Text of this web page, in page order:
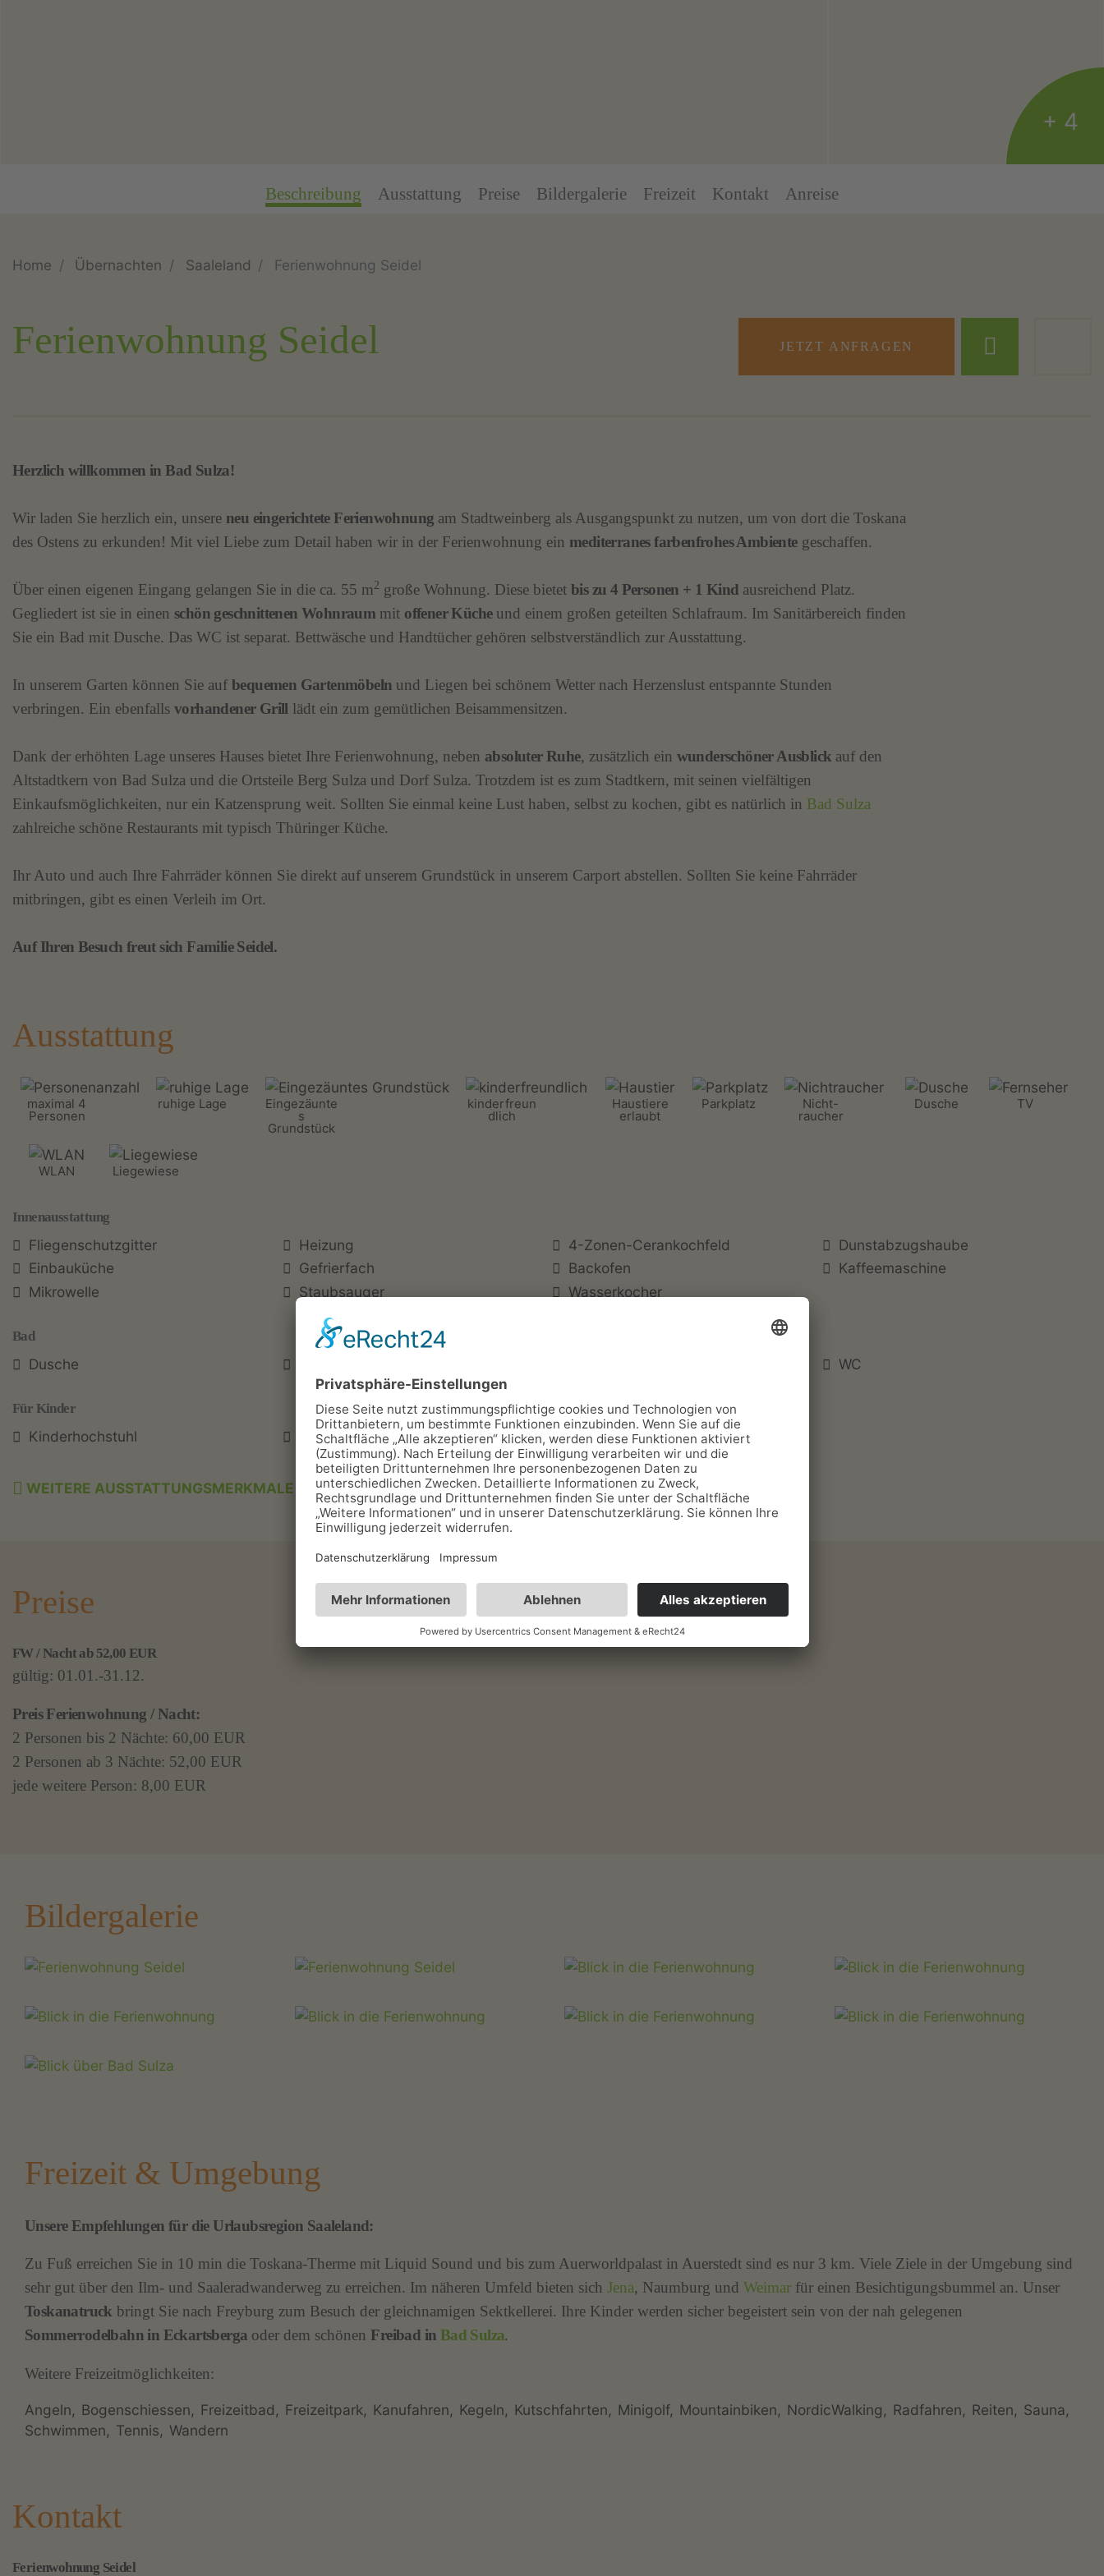
+ 4
Beschreibung Ausstattung Preise Bildergalerie Freizeit Kontakt Anreise
Home Übernachten Saaleland Ferienwohnung Seidel
Ferienwohnung Seidel JETZT ANFRAGEN
Herzlich willkommen in Bad Sulza!
Wir laden Sie herzlich ein, unsere neu eingerichtete Ferienwohnung am Stadtweinberg als Ausgangspunkt zu nutzen, um von dort die Toskana
des Ostens zu erkunden! Mit viel Liebe zum Detail haben wir in der Ferienwohnung ein mediterranes farbenfrohes Ambientegeschaffen.
Über einen eigenen Eingang gelangen Sie in die ca. 55 m2 große Wohnung. Diese bietet bis zu 4 Personen + 1 Kind ausreichend Platz.
Gegliedert ist sie in einen schön geschnittenen Wohnraum mit offener Kücheund einem großen geteilten Schlafraum. Im Sanitärbereich finden
Sie ein Bad mit Dusche. Das WC ist separat. Bettwäsche und Handtücher gehören selbstverständlich zur Ausstattung.
In unserem Garten können Sie auf bequemen Gartenmöbeln und Liegen bei schönem Wetter nach Herzenslust entspannte Stunden
verbringen. Ein ebenfalls vorhandener Grilllädt ein zum gemütlichen Beisammensitzen.
Dank der erhöhten Lage unseres Hauses bietet Ihre Ferienwohnung, neben absoluter Ruhe, zusätzlich ein wunderschöner Ausblick auf den
Altstadtkern von Bad Sulza und die Ortsteile Berg Sulza und Dorf Sulza. Trotzdem ist es zum Stadtkern, mit seinen vielfältigen
Einkaufsmöglichkeiten, nur ein Katzensprung weit. Sollten Sie einmal keine Lust haben, selbst zu kochen, gibt es natürlich in Bad Sulza
zahlreiche schöne Restaurants mit typisch Thüringer Küche.
Ihr Auto und auch Ihre Fahrräder können Sie direkt auf unserem Grundstück in unserem Carport abstellen. Sollten Sie keine Fahrräder
mitbringen, gibt es einen Verleih im Ort.
Auf Ihren Besuch freut sich Familie Seidel.
Ausstattung
maximal 4
Personen
ruhige Lage Eingezäunte
s
Grundstück
kinderfreun
dlich
Haustiere
erlaubt
Parkplatz Nicht-
raucher
Dusche TV
WLAN Liegewiese
Innenausstattung
Fliegenschutzgitter Heizung 4-Zonen-Cerankochfeld
Dunstabzugshaube
Einbauküche
Gefrierfach Backofen
Kaffeemaschine
Mikrowelle
Staubsauger Wasserkocher
Bad
Dusche WC
Für Kinder
Kinderhochstuhl Kinder Betten
WEITERE AUSSTATTUNGSMERKMALE
Preise
FW / Nacht ab 52,00 EUR
gültig: 01.01.-31.12.
Preis Ferienwohnung / Nacht:
2 Personen bis 2 Nächte: 60,00 EUR
2 Personen ab 3 Nächte: 52,00 EUR
jede weitere Person: 8,00 EUR
Bildergalerie
Freizeit & Umgebung
Unsere Empfehlungen für die Urlaubsregion Saaleland:
Zu Fuß erreichen Sie in 10 min die Toskana-Therme mit Liquid Sound und bis zum Auerworldpalast in Auerstedt sind es nur 3 km. Viele Ziele in der Umgebung sind
sehr gut über den Ilm- und Saaleradwanderweg zu erreichen. Im näheren Umfeld bieten sich Jena, Naumburg und Weimar für einen Besichtigungsbummel an. Unser
Toskanatruck bringt Sie nach Freyburg zum Besuch der gleichnamigen Sektkellerei. Ihre Kinder werden sicher begeistert sein von der nah gelegenen
Sommerrodelbahn in Eckartsberga oder dem schönenFreibad in Bad Sulza.
Weitere Freizeitmöglichkeiten:
Angeln Bogenschiessen Freizeitbad Freizeitpark Kanufahren Kegeln Kutschfahrten Minigolf Mountainbiken NordicWalking Radfahren Reiten
Sauna
Schwimmen
Tennis Wandern
Kontakt
Ferienwohnung Seidel